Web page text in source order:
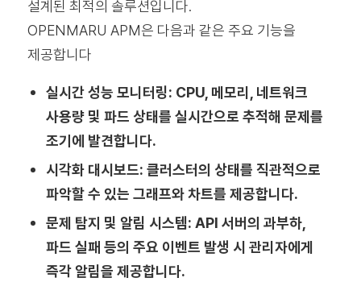
설계된 최적의 솔루션입니다.
OPENMARU APM은 다음과 같은 주요 기능을
제공합니다
실시간 성능 모니터링: CPU, 메모리, 네트워크
사용량 및 파드 상태를 실시간으로 추적해 문제를
조기에 발견합니다.
시각화 대시보드: 클러스터의 상태를 직관적으로
파악할 수 있는 그래프와 차트를 제공합니다.
문제 탐지 및 알림 시스템: API 서버의 과부하,
파드 실패 등의 주요 이벤트 발생 시 관리자에게
즉각 알림을 제공합니다.